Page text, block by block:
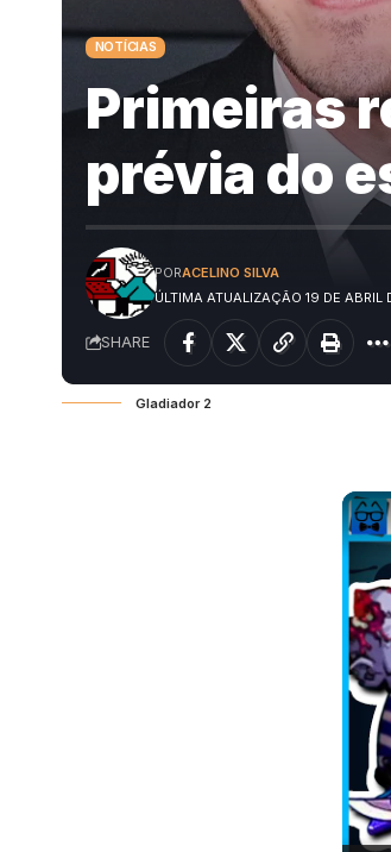
NOTÍCIAS
Primeiras
prévia do
ÚLTIMA ATUALIZAÇÃO 19 DE
PORACELINO SILVA
SHARE
Gladiador 2